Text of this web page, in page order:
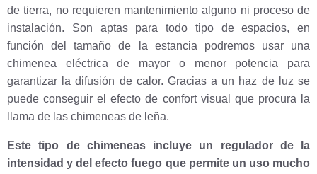
de tierra, no requieren mantenimiento alguno ni proceso de
instalación. Son aptas para todo tipo de espacios, en
función del tamaño de la estancia podremos usar una
chimenea eléctrica de mayor o menor potencia para
garantizar la difusión de calor. Gracias a un haz de luz se
puede conseguir el efecto de confort visual que procura la
llama de las chimeneas de leña.
Este tipo de chimeneas incluye un regulador de la
intensidad y del efecto fuego que permite un uso mucho